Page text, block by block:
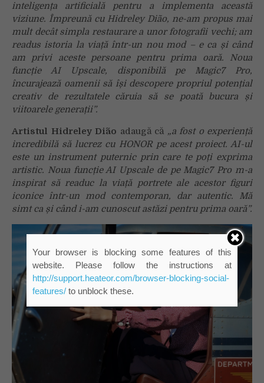
inteligența artificială pentru a implementa această
viziune. Împreună cu Hidreley Dião, ne-am propus mai
mult decât simpla restaurare a unor fotografii vechi; am
readus istoria la viață într-un nou mod – e ca și când
am privi aceste persoane pentru prima oară. Noua
funcție AI Upscale, disponibilă pe Magic7 Pro,
încurajează oamenii să își descopere propriul potențial
creativ de rezultatele căruia să se poată bucura și
viitoarele generații”.
Artistul Hidreley Dião adaugă că „a fost o experiență
incredibilă să lucrez cu HONOR pe acest proiect. AI-ul
este un instrument puternic prin care te poți exprima
artistic. Noua funcție AI Upscale de pe Magic7 Pro m-a
inspirat să readuc la viață portrete ale acestor figuri
iconice într-un mod contemporan, dar autentic. Mă
simt ca și când i-am cunoscut astăzi pentru prima oară”.
Your browser is blocking some features of this
website. Please follow the instructions at
http://support.heateor.com/browser-blocking-social-
features/to unblock these.